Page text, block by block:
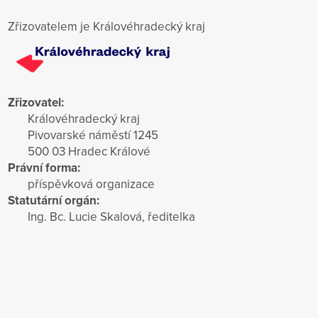
Zřizovatelem je Královéhradecký kraj
Zřizovatel:
Královéhradecký kraj
Pivovarské náměstí 1245
500 03 Hradec Králové
Právní forma:
příspěvková organizace
Statutární orgán:
Ing. Bc. Lucie Skalová, ředitelka